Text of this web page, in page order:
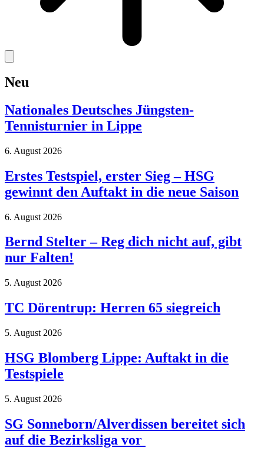
Neu
Nationales Deutsches Jüngsten-
Tennisturnier in Lippe
6. August 2026
Erstes Testspiel, erster Sieg – HSG
gewinnt den Auftakt in die neue Saison
6. August 2026
Bernd Stelter – Reg dich nicht auf, gibt
nur Falten!
5. August 2026
TC Dörentrup: Herren 65 siegreich
5. August 2026
HSG Blomberg Lippe: Auftakt in die
Testspiele
5. August 2026
SG Sonneborn/Alverdissen bereitet sich
auf die Bezirksliga vor